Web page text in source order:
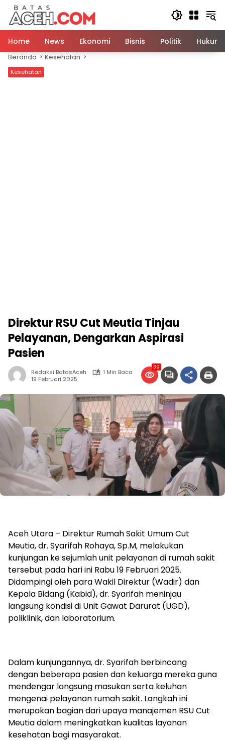
Langsung
konten
Home
News Ekonomi Bisnis Politik Hukum
Beranda Kesehatan
Kesehatan
Direktur RSU Cut Meutia Tinjau
Pelayanan, Dengarkan Aspirasi
Pasien
Redaksi BatasAceh
1 Min Baca
19 Februari 2025
39
Aceh Utara – Direktur Rumah Sakit Umum Cut
Meutia, dr. Syarifah Rohaya, Sp.M, melakukan
kunjungan ke sejumlah unit pelayanan di rumah sakit
tersebut pada hari ini Rabu 19 Februari 2025.
Didampingi oleh para Wakil Direktur (Wadir) dan
Kepala Bidang (Kabid), dr. Syarifah meninjau
langsung kondisi di Unit Gawat Darurat (UGD),
poliklinik, dan laboratorium.
Dalam kunjungannya, dr. Syarifah berbincang
dengan beberapa pasien dan keluarga mereka guna
mendengar langsung masukan serta keluhan
mengenai pelayanan rumah sakit. Langkah ini
merupakan bagian dari upaya manajemen RSU Cut
Meutia dalam meningkatkan kualitas layanan
kesehatan bagi masyarakat.